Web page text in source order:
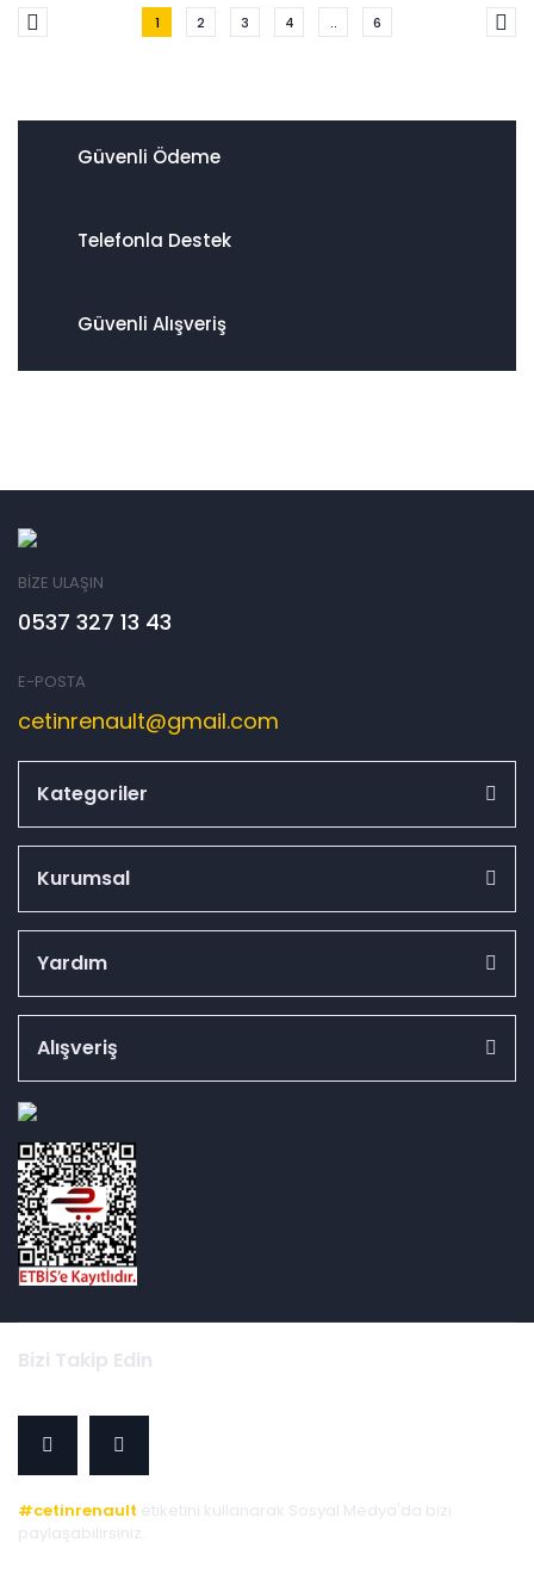
1 2 3 4 .. 6
Güvenli Ödeme
Telefonla Destek
Güvenli Alışveriş
BİZE ULAŞIN
0537 327 13 43
E-POSTA
cetinrenault@gmail.com
Kategoriler
Kurumsal
Yardım
Alışveriş
Bizi Takip Edin
#cetinrenault etiketini kullanarak Sosyal Medya'da bizi
paylaşabilirsiniz.